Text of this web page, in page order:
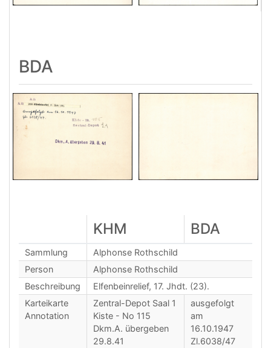
BDA
KHM BDA
Sammlung
Alphonse Rothschild
Person
Alphonse Rothschild
Beschreibung
Elfenbeinrelief, 17. Jhdt. (23).
Karteikarte
Annotation
Zentral-Depot Saal 1
Kiste - No 115
Dkm.A. übergeben
29.8.41
ausgefolgt
am
16.10.1947
Zl.6038/47